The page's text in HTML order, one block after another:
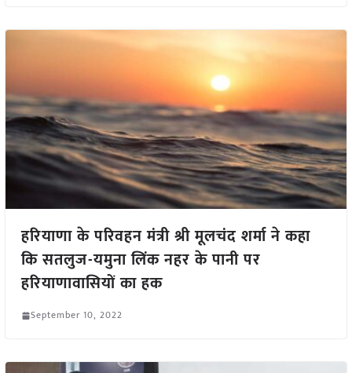
हरियाणा के परिवहन मंत्री श्री मूलचंद शर्मा ने कहा
कि सतलुज-यमुना लिंक नहर के पानी पर
हरियाणावासियों का हक
September 10, 2022